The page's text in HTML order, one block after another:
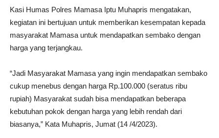
Kasi Humas Polres Mamasa Iptu Muhapris mengatakan,
kegiatan ini bertujuan untuk memberikan kesempatan kepada
masyarakat Mamasa untuk mendapatkan sembako dengan
harga yang terjangkau.
“Jadi Masyarakat Mamasa yang ingin mendapatkan sembako
cukup menebus dengan harga Rp.100.000 (seratus ribu
rupiah) Masyarakat sudah bisa mendapatkan beberapa
kebutuhan pokok dengan harga yang lebih rendah dari
biasanya,” Kata Muhapris, Jumat (14 /4/2023).